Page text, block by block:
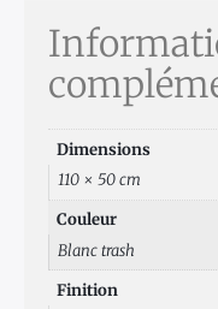
Dimensions
110 × 50 cm
Couleur
Blanc trash
Finition